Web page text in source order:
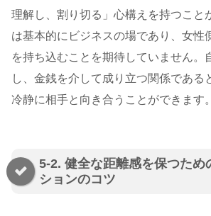
理解し、割り切る」心構えを持つこと
は基本的にビジネスの場であり、女性
を持ち込むことを期待していません。
し、金銭を介して成り立つ関係である
冷静に相手と向き合うことができます。
5-2. 健全な距離感を保つため
ションのコツ